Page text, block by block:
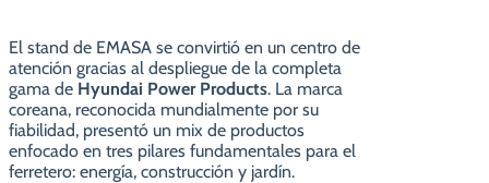
El stand de EMASA se convirtió en un centro de
atención gracias al despliegue de la completa
gama de Hyundai Power Products. La marca
coreana, reconocida mundialmente por su
fiabilidad, presentó un mix de productos
enfocado en tres pilares fundamentales para el
ferretero: energía, construcción y jardín.